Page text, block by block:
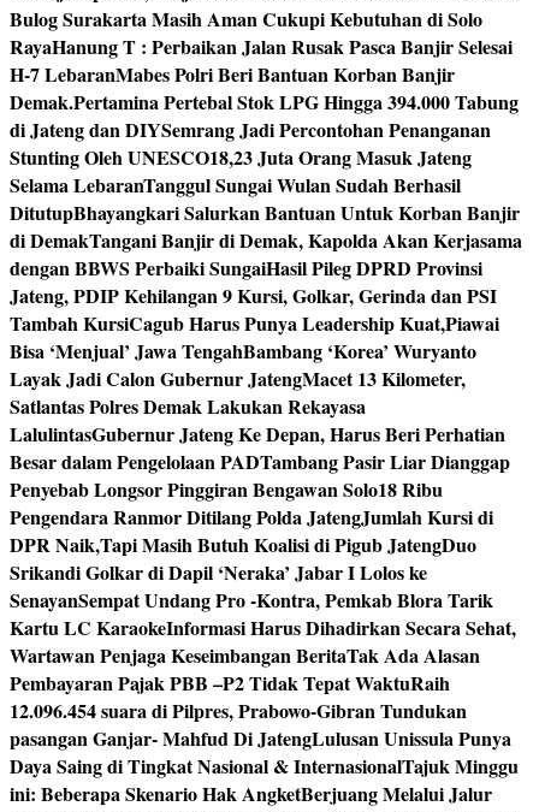
Bulog Surakarta Masih Aman Cukupi Kebutuhan di Solo
RayaHanung T : Perbaikan Jalan Rusak Pasca Banjir Selesai
H-7 LebaranMabes Polri Beri Bantuan Korban Banjir
Demak.Pertamina Pertebal Stok LPG Hingga 394.000 Tabung
di Jateng dan DIYSemrang Jadi Percontohan Penanganan
Stunting Oleh UNESCO18,23 Juta Orang Masuk Jateng
Selama LebaranTanggul Sungai Wulan Sudah Berhasil
DitutupBhayangkari Salurkan Bantuan Untuk Korban Banjir
di DemakTangani Banjir di Demak, Kapolda Akan Kerjasama
dengan BBWS Perbaiki SungaiHasil Pileg DPRD Provinsi
Jateng, PDIP Kehilangan 9 Kursi, Golkar, Gerinda dan PSI
Tambah KursiCagub Harus Punya Leadership Kuat,Piawai
Bisa ‘Menjual’ Jawa TengahBambang ‘Korea’ Wuryanto
Layak Jadi Calon Gubernur JatengMacet 13 Kilometer,
Satlantas Polres Demak Lakukan Rekayasa
LalulintasGubernur Jateng Ke Depan, Harus Beri Perhatian
Besar dalam Pengelolaan PADTambang Pasir Liar Dianggap
Penyebab Longsor Pinggiran Bengawan Solo18 Ribu
Pengendara Ranmor Ditilang Polda JatengJumlah Kursi di
DPR Naik,Tapi Masih Butuh Koalisi di Pigub JatengDuo
Srikandi Golkar di Dapil ‘Neraka’ Jabar I Lolos ke
SenayanSempat Undang Pro -Kontra, Pemkab Blora Tarik
Kartu LC KaraokeInformasi Harus Dihadirkan Secara Sehat,
Wartawan Penjaga Keseimbangan BeritaTak Ada Alasan
Pembayaran Pajak PBB –P2 Tidak Tepat WaktuRaih
12.096.454 suara di Pilpres, Prabowo-Gibran Tundukan
pasangan Ganjar- Mahfud Di JatengLulusan Unissula Punya
Daya Saing di Tingkat Nasional & InternasionalTajuk Minggu
ini: Beberapa Skenario Hak AngketBerjuang Melalui Jalur